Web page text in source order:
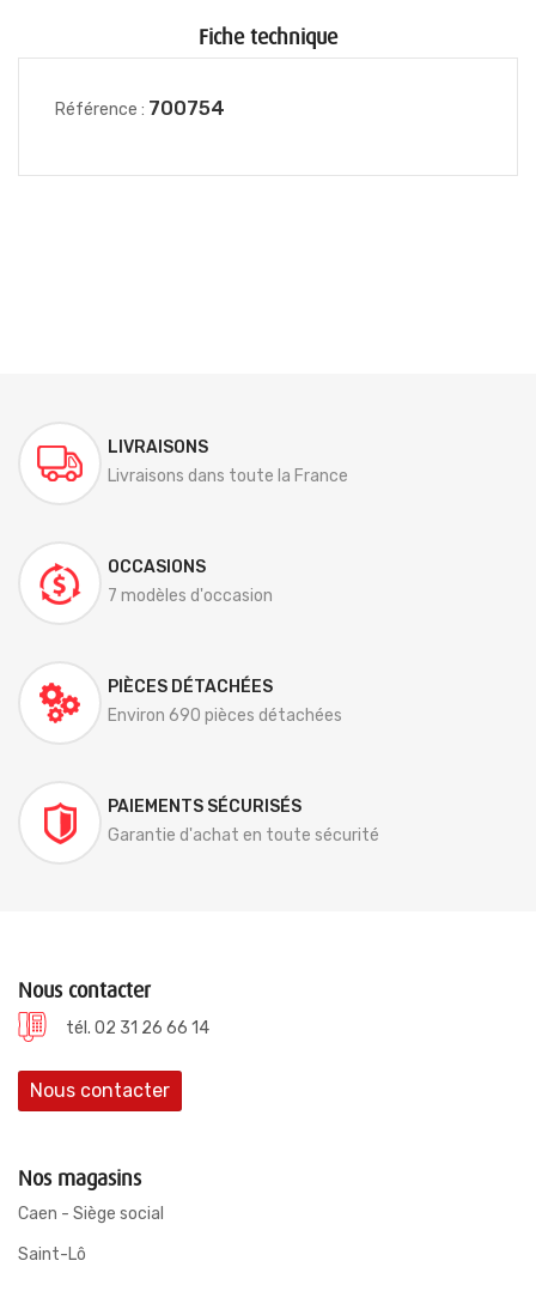
Fiche technique
Référence : 700754
LIVRAISONS
Livraisons dans toute la France
OCCASIONS
7 modèles d'occasion
PIÈCES DÉTACHÉES
Environ 690 pièces détachées
PAIEMENTS SÉCURISÉS
Garantie d'achat en toute sécurité
Nous contacter
tél. 02 31 26 66 14
Nous contacter
Nos magasins
Caen - Siège social
Saint-Lô